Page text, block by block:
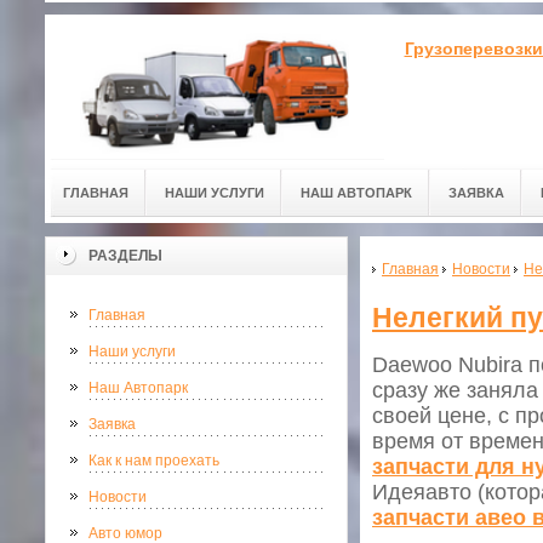
ГЛАВНАЯ НАШИ УСЛУГИ НАШ АВТОПАРК ЗАЯВКА
РАЗДЕЛЫ
Главная
Наши услуги
Наш Автопарк
Заявка
Как к нам проехать
Новости
Авто юмор
Главная Новости
Нелегкий
Daewoo Nubira
сразу же
своей цене, с
время от
запчасти для
Идеяавто
запчасти авео